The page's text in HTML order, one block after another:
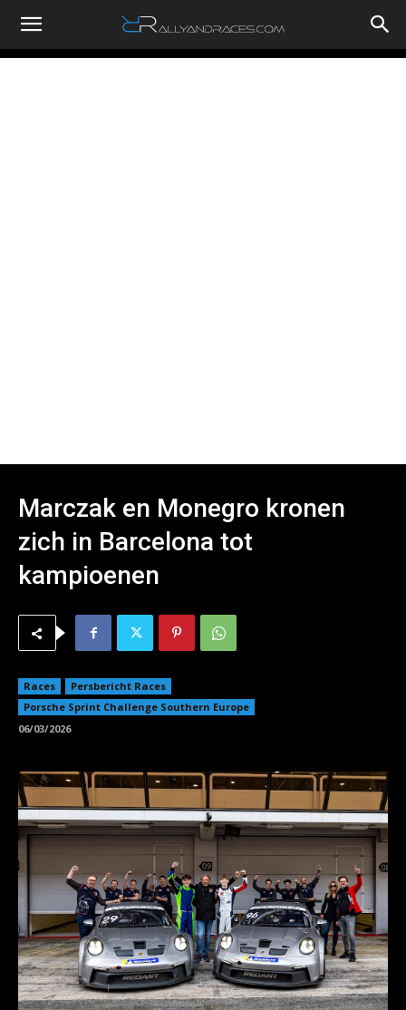
RallyandRaces.com
Marczak en Monegro kronen
zich in Barcelona tot
kampioenen
Races
Persbericht Races
Porsche Sprint Challenge Southern Europe
06/03/2026